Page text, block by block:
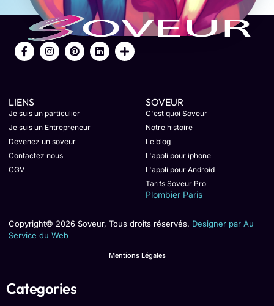
LIENS
Je suis un particulier
Je suis un Entrepreneur
Devenez un soveur
Contactez nous
CGV
SOVEUR
C'est quoi Soveur
Notre histoire
Le blog
L'appli pour iphone
L'appli pour Android
Tarifs Soveur Pro
Plombier Paris
Copyright© 2026 Soveur, Tous droits réservés. Designer par Au
Service du Web
Mentions Légales
Categories